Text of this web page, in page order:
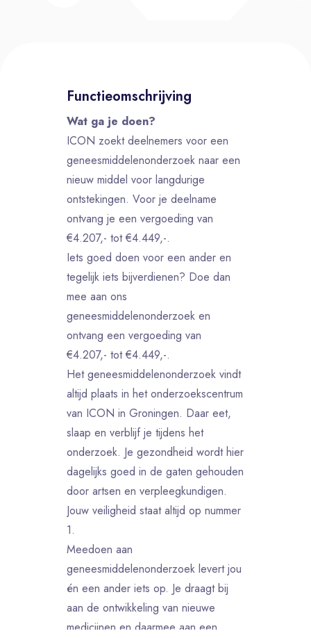
Functieomschrijving
Wat ga je doen?
ICON zoekt deelnemers voor een
geneesmiddelenonderzoek naar een
nieuw middel voor langdurige
ontstekingen. Voor je deelname
ontvang je een vergoeding van
€4.207,- tot €4.449,-.
Iets goed doen voor een ander en
tegelijk iets bijverdienen? Doe dan
mee aan ons
geneesmiddelenonderzoek en
ontvang een vergoeding van
€4.207,- tot €4.449,-.
Het geneesmiddelenonderzoek vindt
altijd plaats in het onderzoekscentrum
van ICON in Groningen. Daar eet,
slaap en verblijf je tijdens het
onderzoek. Je gezondheid wordt hier
dagelijks goed in de gaten gehouden
door artsen en verpleegkundigen.
Jouw veiligheid staat altijd op nummer
1.
Meedoen aan
geneesmiddelenonderzoek levert jou
én een ander iets op. Je draagt bij
aan de ontwikkeling van nieuwe
medicijnen en daarmee aan een